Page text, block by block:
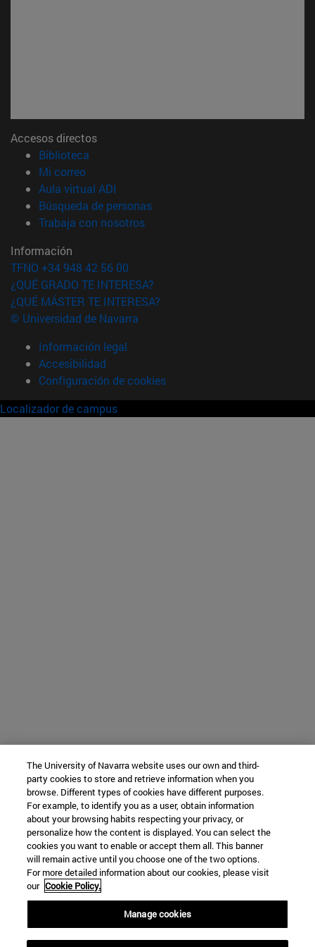
Accesos directos
Biblioteca
Mi correo(abre en nueva ventana)
Aula virtual ADI
Búsqueda de personas(abre en nueva ventana)
Trabaja con nosotros(abre en nueva ventana)
Información
TFNO +34 948 42 56 00
¿QUÉ GRADO TE INTERESA?
¿QUÉ MÁSTER TE INTERESA?
© Universidad de Navarra
Información legal
Accesibilidad
Configuración de cookies
Localizador de campus
The University of Navarra website uses our own and third-
party cookies to store and retrieve information when you
browse. Different types of cookies have different purposes.
For example, to identify you as a user, obtain information
about your browsing habits respecting your privacy, or
personalize how the content is displayed. You can select the
cookies you want to enable or accept them all. This banner
will remain active until you choose one of the two options.
For more detailed information about our cookies, please visit
our Cookie Policy.
Manage cookies